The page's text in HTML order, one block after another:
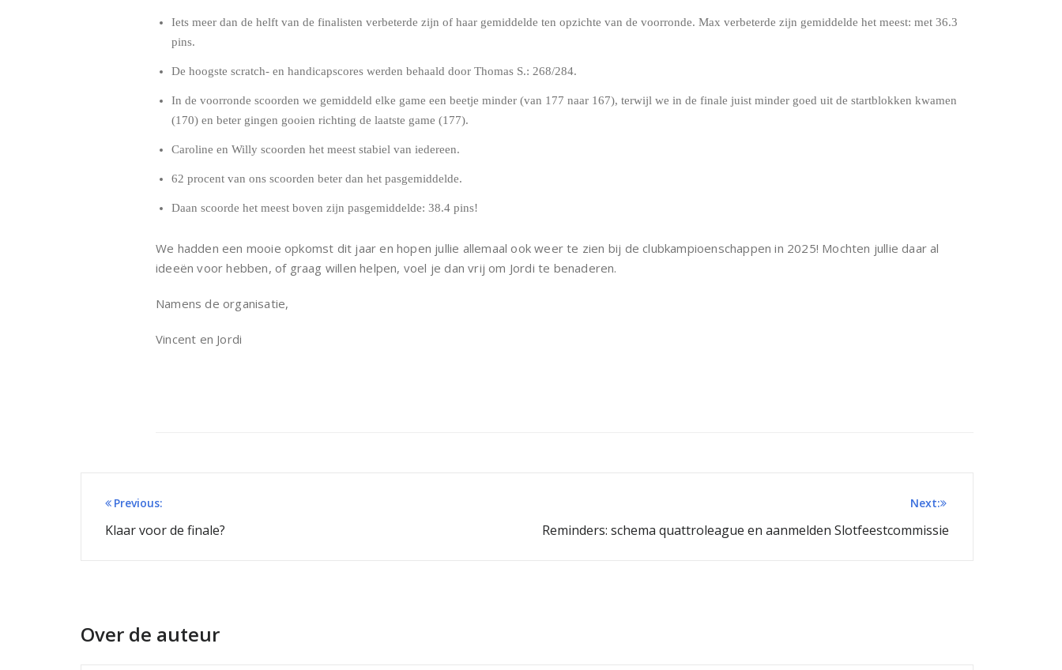
Iets meer dan de helft van de finalisten verbeterde zijn of haar gemiddelde ten opzichte van de voorronde. Max verbeterde zijn gemiddelde het meest: met 36.3
pins.
De hoogste scratch- en handicapscores werden behaald door Thomas S.: 268/284.
In de voorronde scoorden we gemiddeld elke game een beetje minder (van 177 naar 167), terwijl we in de finale juist minder goed uit de startblokken kwamen
(170) en beter gingen gooien richting de laatste game (177).
Caroline en Willy scoorden het meest stabiel van iedereen.
62 procent van ons scoorden beter dan het pasgemiddelde.
Daan scoorde het meest boven zijn pasgemiddelde: 38.4 pins!
We hadden een mooie opkomst dit jaar en hopen jullie allemaal ook weer te zien bij de clubkampioenschappen in 2025! Mochten jullie daar al
ideeën voor hebben, of graag willen helpen, voel je dan vrij om Jordi te benaderen.
Namens de organisatie,
Vincent en Jordi
Bericht
navigatie
Previous:
Klaar voor de finale?
Next:
Reminders: schema quattroleague en aanmelden Slotfeestcommissie
Over de auteur